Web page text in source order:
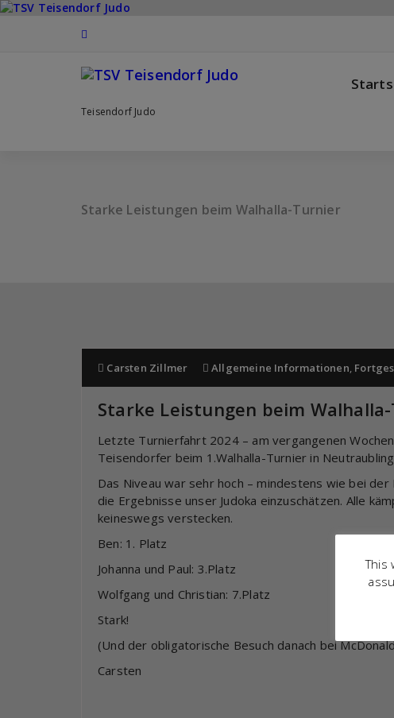
Zum
Teisendorf Judo
Starke Leistungen beim Walhalla-Turnier
Carsten Zillmer Allgemeine Informationen,
Starke Leistungen beim
Letzte Turnierfahrt 2024 – am vergangenen
Teisendorfer beim 1.Walhalla-Turnier in
Das Niveau war sehr hoch – mindestens wie bei
die Ergebnisse unser Judoka einzuschätzen. Alle
keineswegs verstecken.
Ben: 1. Platz
Johanna und Paul: 3.Platz
Wolfgang und Christian: 7.Platz
Stark!
(Und der obligatorische Besuch danach bei
Carsten
This